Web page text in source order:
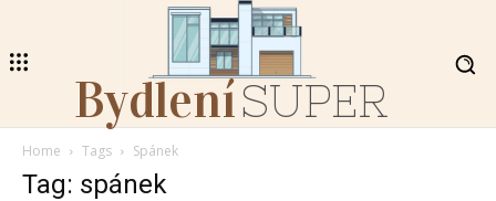
BydleníSUPER
Home Tags Spánek
Tag: spánek